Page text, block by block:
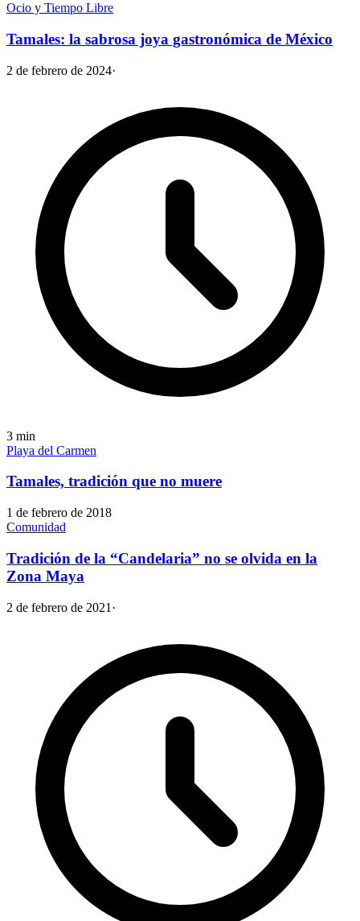
Ocio y Tiempo Libre
Tamales: la sabrosa joya gastronómica de México
2 de febrero de 2024·
3 min
Playa del Carmen
Tamales, tradición que no muere
1 de febrero de 2018
Comunidad
Tradición de la “Candelaria” no se olvida en la
Zona Maya
2 de febrero de 2021 ·